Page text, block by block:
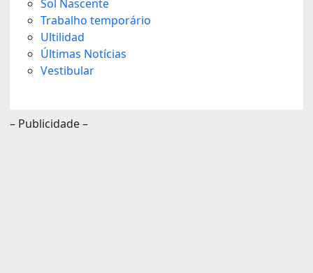
Sol Nascente
Trabalho temporário
Ultilidad
Últimas Notícias
Vestibular
– Publicidade –